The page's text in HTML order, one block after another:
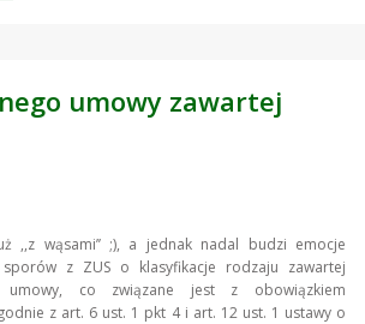
umowy zawartej
,,z wąsami’’ ;), a jednak nadal budzi emocje
z ZUS o klasyfikacje rodzaju zawartej
umowy, co związane jest z obowiązkiem
z art. 6 ust. 1 pkt 4 i art. 12 ust. 1 ustawy o